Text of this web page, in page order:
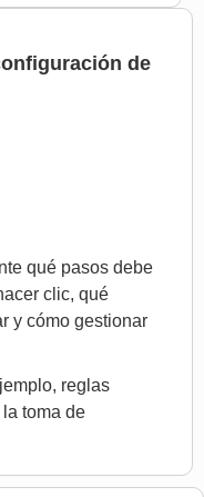
de
qué pasos debe
clic, qué
y cómo gestionar
reglas
toma de